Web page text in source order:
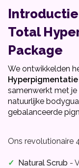
Total
Package
We ontwikkelden
samenwerkt met
natuurlijke
gebalanceerde
Ons revolutionaire
✓ Natural Scrub -